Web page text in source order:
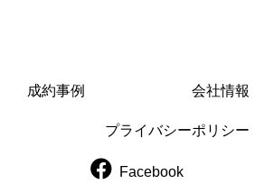
成約事例 会社情報
プライバシーポリシー
Facebook